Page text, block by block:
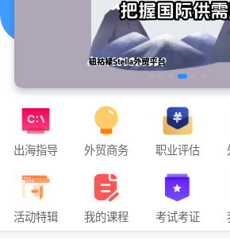
出海指导 外贸商务 职业评估
活动特辑 我的课程 考试考证
实战外贸，教你课堂里
钮钴禄Stella外贸官方平
点击下方「课程」即可
产能过剩时代，出海即